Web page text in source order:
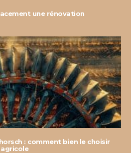
une rénovation
: comment bien le choisir